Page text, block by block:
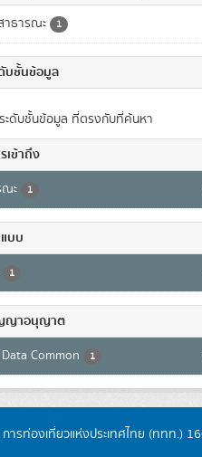
าธารณะ 1
บชั้นข้อมูล
ะดับชั้นข้อมูล ที่ตรงกับที่ค้นหา
เข้าถึง
ณะ 1
บบ
1
ญาอนุญาต
Common 1
การท่องเที่ยวแห่งประเทศไทย (ททท.)